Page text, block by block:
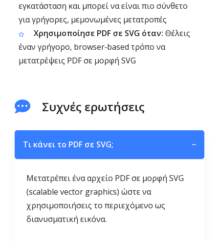
εγκατάσταση και μπορεί να είναι πιο σύνθετο
για γρήγορες, μεμονωμένες μετατροπές
Χρησιμοποίησε PDF σε SVG όταν: Θέλεις
έναν γρήγορο, browser‑based τρόπο να
μετατρέψεις PDF σε μορφή SVG
Συχνές ερωτήσεις
Τι κάνει το PDF σε SVG; −
Μετατρέπει ένα αρχείο PDF σε μορφή SVG
(scalable vector graphics) ώστε να
χρησιμοποιήσεις το περιεχόμενο ως
διανυσματική εικόνα.